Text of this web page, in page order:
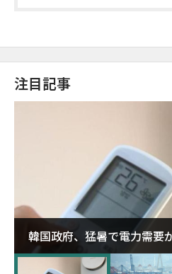
注目記事
韓国政府、猛暑で電力需要